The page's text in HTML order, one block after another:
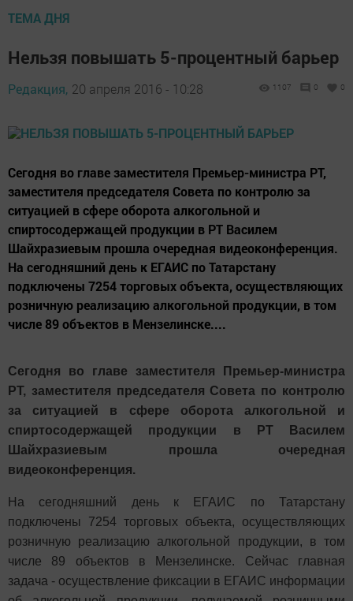
ТЕМА ДНЯ
Нельзя повышать 5-процентный барьер
Редакция, 20 апреля 2016 - 10:28 1107 0 0
Сегодня во главе заместителя Премьер-министра РТ,
заместителя председателя Совета по контролю за
ситуацией в сфере оборота алкогольной и
спиртосодержащей продукции в РТ Василем
Шайхразиевым прошла очередная видеоконференция.
На сегодняшний день к ЕГАИС по Татарстану
подключены 7254 торговых объекта, осуществляющих
розничную реализацию алкогольной продукции, в том
числе 89 объектов в Мензелинске....
Сегодня во главе заместителя Премьер-министра
РТ, заместителя председателя Совета по контролю
за ситуацией в сфере оборота алкогольной и
спиртосодержащей продукции в РТ Василем
Шайхразиевым прошла очередная
видеоконференция.
На сегодняшний день к ЕГАИС по Татарстану
подключены 7254 торговых объекта, осуществляющих
розничную реализацию алкогольной продукции, в том
числе 89 объектов в Мензелинске. Сейчас главная
задача - осуществление фиксации в ЕГАИС информации